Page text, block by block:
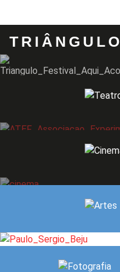
TRIÂNGULO